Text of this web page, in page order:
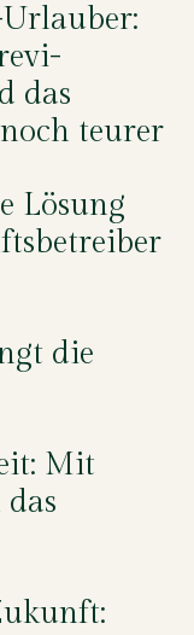
das
teurer
Lösung
die
Mit